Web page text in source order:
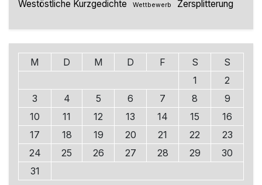
Westöstliche Kurzgedichte
Wettbewerb Zersplitterung
M D M D F S
S
1
2
3
4 5 6 7 8
9
10
11 12 13 14 15
16
17
18 19 20 21 22
23
24
25 26 27 28 29
30
31